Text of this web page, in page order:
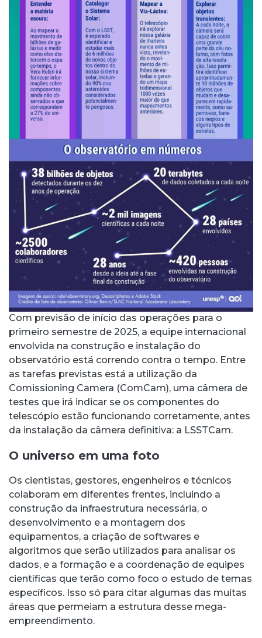
Com previsão de início das operações para o
primeiro semestre de 2025, a equipe internacional
envolvida na construção e instalação do
observatório está correndo contra o tempo. Entre
as tarefas previstas está a utilização da
Comissioning Camera (ComCam), uma câmera de
testes que irá indicar se os componentes do
telescópio estão funcionando corretamente, antes
da instalação da câmera definitiva: a LSSTCam.
O universo em uma foto
Os cientistas, gestores, engenheiros e técnicos
colaboram em diferentes frentes, incluindo a
construção da infraestrutura necessária, o
desenvolvimento e a montagem dos
equipamentos, a criação de softwares e
algoritmos que serão utilizados para analisar os
dados, e a formação e a coordenação de equipes
científicas que terão como foco o estudo de temas
específicos. Isso só para citar algumas das muitas
áreas que permeiam a estrutura desse mega-
empreendimento.